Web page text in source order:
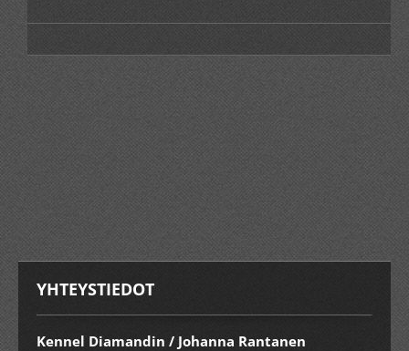
YHTEYSTIEDOT
Kennel Diamandin / Johanna Rantanen